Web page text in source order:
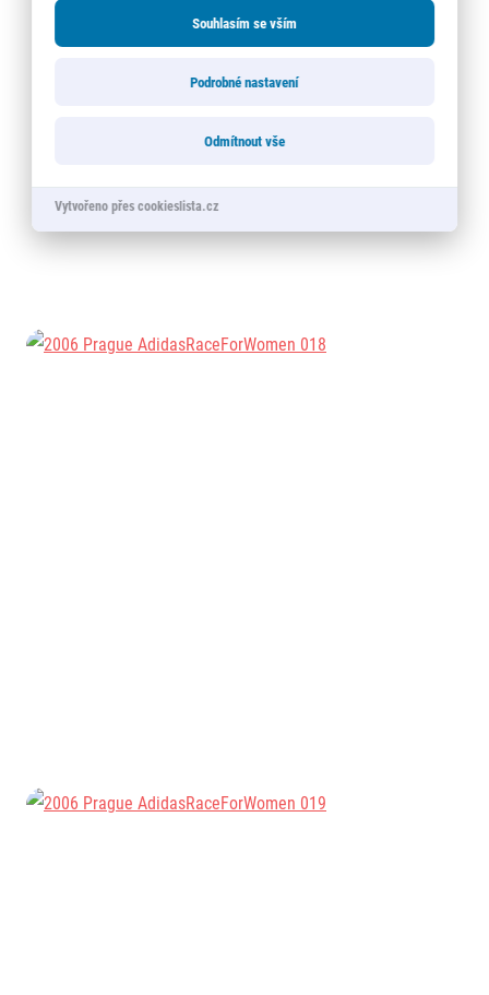
Souhlasím se vším
Podrobné nastavení
Odmítnout vše
Vytvořeno přes cookieslista.cz